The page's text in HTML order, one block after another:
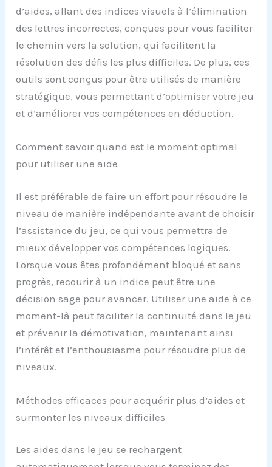
d’aides, allant des indices visuels à l’élimination
des lettres incorrectes, conçues pour vous faciliter
le chemin vers la solution, qui facilitent la
résolution des défis les plus difficiles. De plus, ces
outils sont conçus pour être utilisés de manière
stratégique, vous permettant d’optimiser votre jeu
et d’améliorer vos compétences en déduction.
Comment savoir quand est le moment optimal
pour utiliser une aide
Il est préférable de faire un effort pour résoudre le
niveau de manière indépendante avant de choisir
l’assistance du jeu, ce qui vous permettra de
mieux développer vos compétences logiques.
Lorsque vous êtes profondément bloqué et sans
progrès, recourir à un indice peut être une
décision sage pour avancer. Utiliser une aide à ce
moment-là peut faciliter la continuité dans le jeu
et prévenir la démotivation, maintenant ainsi
l’intérêt et l’enthousiasme pour résoudre plus de
niveaux.
Méthodes efficaces pour acquérir plus d’aides et
surmonter les niveaux difficiles
Les aides dans le jeu se rechargent